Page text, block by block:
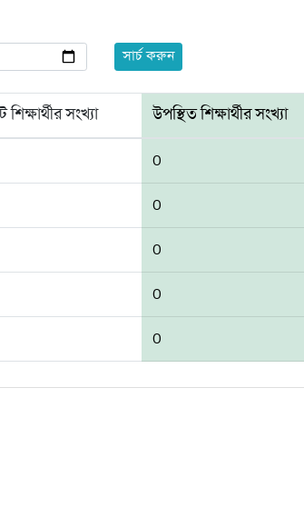
সার্চ করুন
সংখ্যা উপস্থিত শিক্ষার্থীর সংখ্যা
0
0
0
0
0